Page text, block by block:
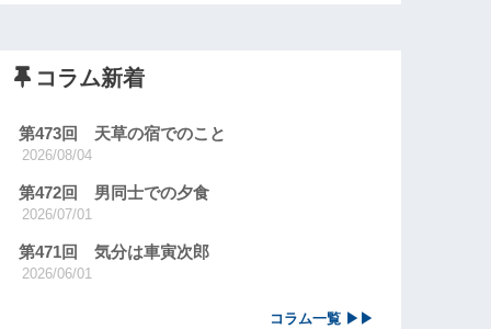
コラム新着
第473回 天草の宿でのこと
2026/08/04
第472回 男同士での夕食
2026/07/01
第471回 気分は車寅次郎
2026/06/01
コラム一覧 ▶▶